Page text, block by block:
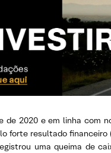
2020 e em linha com
forte resultado
uma queima de